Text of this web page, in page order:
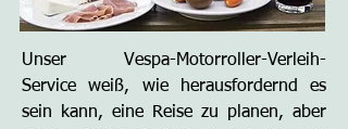
Unser Vespa-Motorroller-Verleih-
Service weiß, wie herausfordernd es
sein kann, eine Reise zu planen, aber